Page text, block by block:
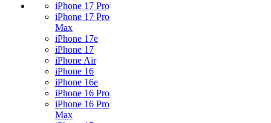
iPhone 17 Pro
iPhone 17 Pro
Max
iPhone 17e
iPhone 17
iPhone Air
iPhone 16
iPhone 16e
iPhone 16 Pro
iPhone 16 Pro
Max